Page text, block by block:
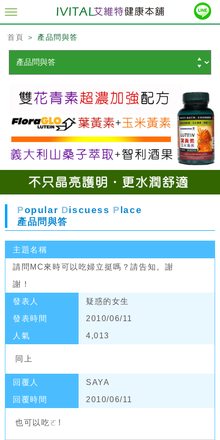
首頁 ＞ 產品問與答
Popular Discuess P lace
產品問與答
主題名稱
請問MC來時可以吃婦立挺嗎？請告知。謝
謝！
發表人 疑惑的女生
發表時間 2010/06/11
人氣 4,013
同上
回覆人 SAYA
回覆時間 2010/06/11
也可以吃ㄛ!